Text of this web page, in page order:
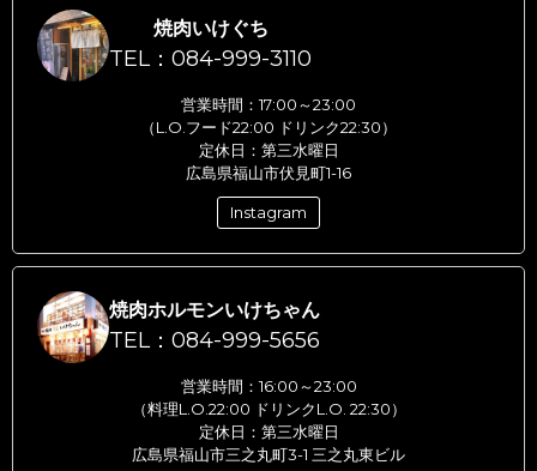
焼肉いけぐち
TEL：084-999-3110
営業時間：17:00～23:00
（L.O.フード22:00 ドリンク22:30）
定休日：第三水曜日
広島県福山市伏見町1-16
Instagram
焼肉ホルモンいけちゃん
TEL：084-999-5656
営業時間：16:00～23:00
（料理L.O.22:00 ドリンクL.O. 22:30）
定休日：第三水曜日
広島県福山市三之丸町3-1 三之丸東ビル